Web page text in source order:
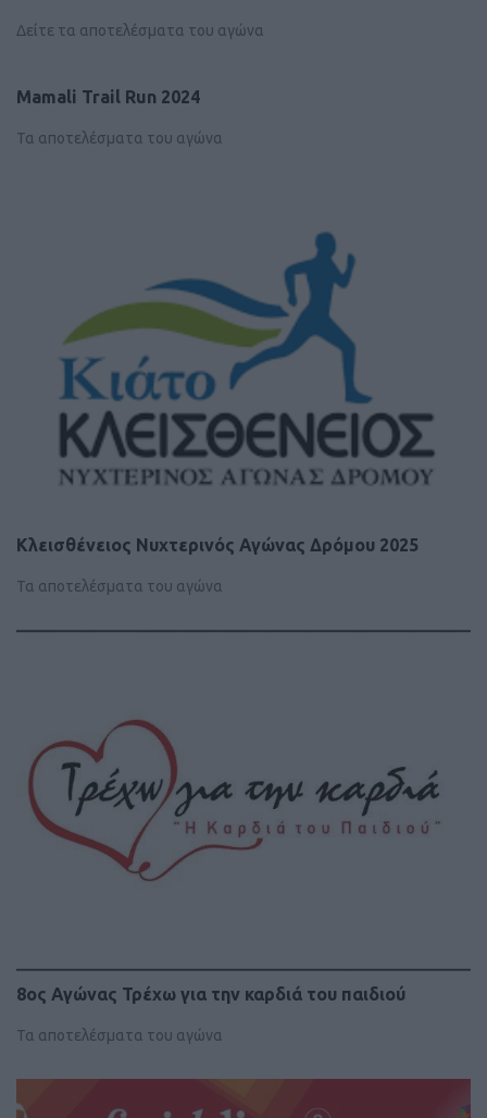
Δείτε τα αποτελέσματα του αγώνα
Mamali Trail Run 2024
Τα αποτελέσματα του αγώνα
Κλεισθένειος Νυχτερινός Αγώνας Δρόμου 2025
Τα αποτελέσματα του αγώνα
8ος Αγώνας Τρέχω για την καρδιά του παιδιού
Τα αποτελέσματα του αγώνα